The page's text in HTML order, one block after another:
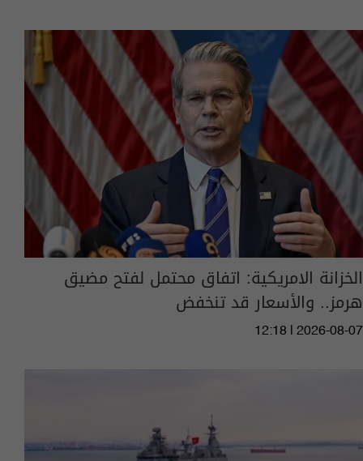
الخزانة الامريكية: اتفاق محتمل لفتح مضيق
هرمز.. والأسعار قد تنخفض
12:18 | 2026-08-07